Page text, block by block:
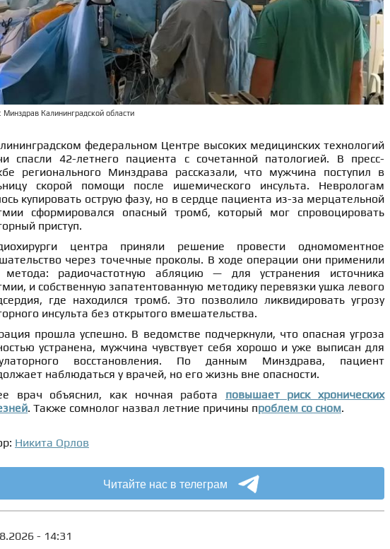
Минздрав Калининградской области
федеральном Центре высоких медицинских технологий
спасли 42-летнего пациента с сочетанной патологией. В пресс-
регионального Минздрава рассказали, что мужчина поступил в
скорой помощи после ишемического инсульта. Неврологам
купировать острую фазу, но в сердце пациента из-за мерцательной
сформировался опасный тромб, который мог спровоцировать
приступ.
центра приняли решение провести одномоментное
через точечные проколы. В ходе операции они применили
радиочастотную абляцию — для устранения источника
и собственную запатентованную методику перевязки ушка левого
где находился тромб. Это позволило ликвидировать угрозу
инсульта без открытого вмешательства.
прошла успешно. В ведомстве подчеркнули, что опасная угроза
устранена, мужчина чувствует себя хорошо и уже выписан для
восстановления. По данным Минздрава, пациент
наблюдаться у врачей, но его жизнь вне опасности.
врач объяснил, как ночная работа повышает риск хронических
. Также сомнолог назвал летние причины проблем со сном.
Никита Орлов
Читайте нас в телеграм
- 14:31